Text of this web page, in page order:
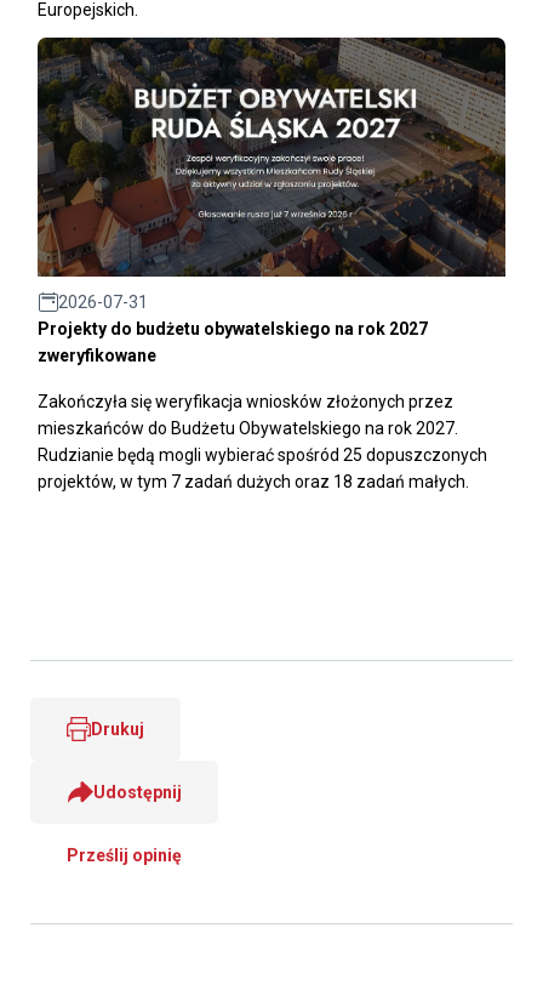
Europejskich.
2026-07-31
Projekty do budżetu obywatelskiego na rok 2027
zweryfikowane
Zakończyła się weryfikacja wniosków złożonych przez
mieszkańców do Budżetu Obywatelskiego na rok 2027.
Rudzianie będą mogli wybierać spośród 25 dopuszczonych
projektów, w tym 7 zadań dużych oraz 18 zadań małych.
Drukuj
Udostępnij
Prześlij opinię